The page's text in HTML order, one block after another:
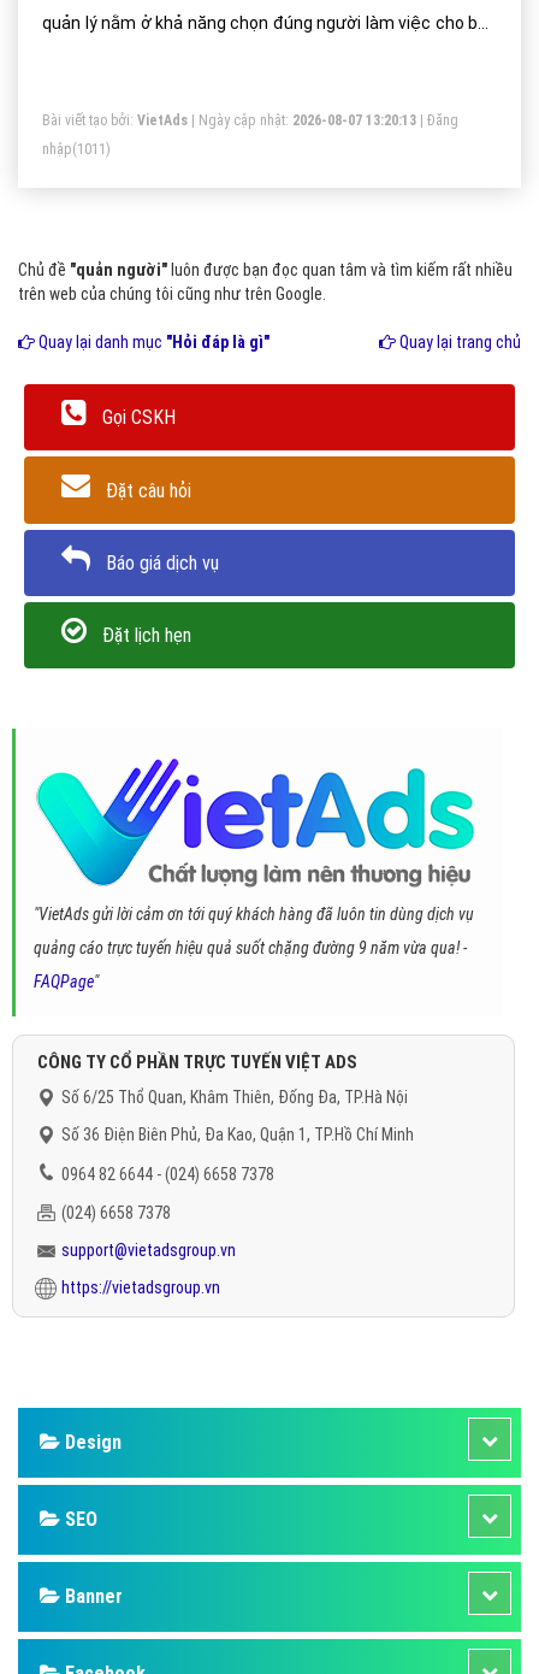
quản lý nằm ở khả năng chọn đúng người làm việc cho bạn
Bài viết tạo bởi: VietAds | Ngày cập nhật: 2026-08-07 13:20:13
Đăng
nhập(1011)
Chủ đề "quản người" luôn được bạn đọc quan tâm và tìm kiếm rất nhiều
trên web của chúng tôi cũng như trên Google.
Quay lại danh mục "Hỏi đáp là gì" Quay lại trang chủ
Gọi CSKH
Đặt câu hỏi
Báo giá dịch vụ
Đặt lịch hẹn
"VietAds gửi lời cảm ơn tới quý khách hàng đã luôn tin dùng dịch vụ
quảng cáo trực tuyến hiệu quả suốt chặng đường 9 năm vừa qua! -
FAQPage"
CÔNG TY CỔ PHẦN TRỰC TUYẾN VIỆT ADS
Số 6/25 Thổ Quan, Khâm Thiên, Đống Đa, TP.Hà Nội
Số 36 Điện Biên Phủ, Đa Kao, Quận 1, TP.Hồ Chí Minh
0964 82 6644 - (024) 6658 7378
(024) 6658 7378
support@vietadsgroup.vn
https://vietadsgroup.vn